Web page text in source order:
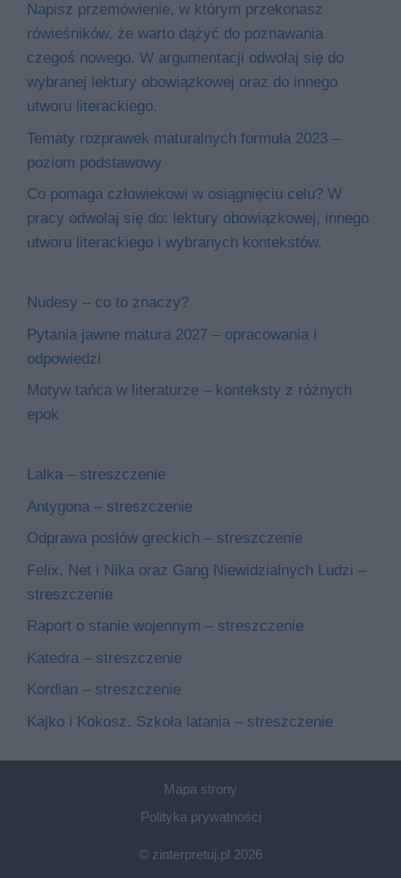
Napisz przemówienie, w którym przekonasz
rówieśników, że warto dążyć do poznawania
czegoś nowego. W argumentacji odwołaj się do
wybranej lektury obowiązkowej oraz do innego
utworu literackiego.
Tematy rozprawek maturalnych formuła 2023 –
poziom podstawowy
Co pomaga człowiekowi w osiągnięciu celu? W
pracy odwołaj się do: lektury obowiązkowej, innego
utworu literackiego i wybranych kontekstów.
Nudesy – co to znaczy?
Pytania jawne matura 2027 – opracowania i
odpowiedzi
Motyw tańca w literaturze – konteksty z różnych
epok
Lalka – streszczenie
Antygona – streszczenie
Odprawa posłów greckich – streszczenie
Felix, Net i Nika oraz Gang Niewidzialnych Ludzi –
streszczenie
Raport o stanie wojennym – streszczenie
Katedra – streszczenie
Kordian – streszczenie
Kajko i Kokosz. Szkoła latania – streszczenie
Mapa strony
Polityka prywatności
© zinterpretuj.pl 2026